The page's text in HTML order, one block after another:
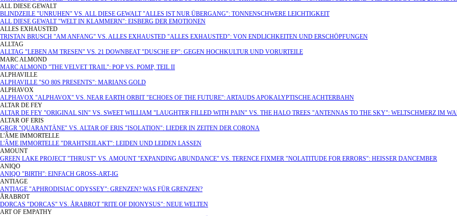
ALL DIESE GEWALT
BLINDZEILE "UNRUHEN" VS. ALL DIESE GEWALT "ALLES IST NUR ÜBERGANG": TONNENSCHWERE LEICHTIGKEIT
ALL DIESE GEWALT "WELT IN KLAMMERN": EISBERG DER EMOTIONEN
ALLES EXHAUSTED
TRISTAN BRUSCH "AM ANFANG" VS. ALLES EXHAUSTED "ALLES EXHAUSTED": VON ENDLICHKEITEN UND ERSCHÖPFUNGEN
ALLTAG
ALLTAG "LEBEN AM TRESEN" VS. 21 DOWNBEAT "DUSCHE EP": GEGEN HOCHKULTUR UND VORURTEILE
MARC ALMOND
MARC ALMOND "THE VELVET TRAIL": POP VS. POMP, TEIL II
ALPHAVILLE
ALPHAVILLE "SO 80S PRESENTS": MARIANS GOLD
ALPHAVOX
ALPHAVOX "ALPHAVOX" VS. NEAR EARTH ORBIT "ECHOES OF THE FUTURE": ARTAUDS APOKALYPTISCHE ACHTERBAHN
ALTAR DE FEY
ALTAR DE FEY "ORIGINAL SIN" VS. SWEET WILLIAM "LAUGHTER FILLED WITH PAIN" VS. THE HALO TREES "ANTENNAS TO THE SKY": WELTSCHMERZ IM
ALTAR OF ERIS
GRGR "QUARANTÄNE" VS. ALTAR OF ERIS "ISOLATION": LIEDER IN ZEITEN DER CORONA
L'ÂME IMMORTELLE
L'ÂME IMMORTELLE "DRAHTSEILAKT": LEIDEN UND LEIDEN LASSEN
AMOUNT
GREEN LAKE PROJECT "THRUST" VS. AMOUNT "EXPANDING ABUNDANCE" VS. TERENCE FIXMER "NOLATITUDE FOR ERRORS": HEISSER DANCEMBER
ANIQO
ANIQO "BIRTH": EINFACH GROSS-ART-IG
ANTIAGE
ANTIAGE "APHRODISIAC ODYSSEY": GRENZEN? WAS FÜR GRENZEN?
ÅRABROT
DORCAS "DORCAS" VS. ÅRABROT "RITE OF DIONYSUS": NEUE WELTEN
ART OF EMPATHY